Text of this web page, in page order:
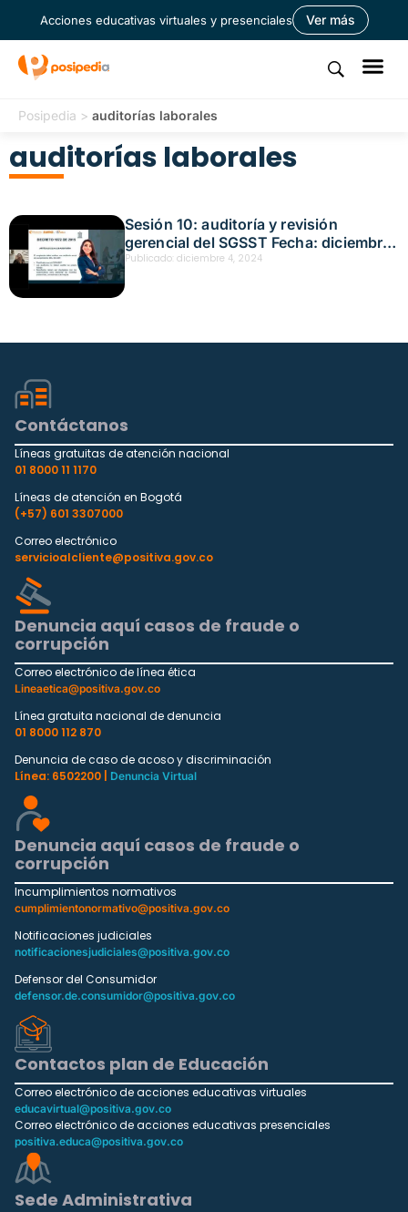
Acciones educativas virtuales y presenciales Ver más
Posipedia > auditorías laborales
auditorías laborales
Sesión 10: auditoría y revisión
gerencial del SGSST Fecha: diciembre
4, 2024
Publicado: diciembre 4, 2024
Contáctanos
Líneas gratuitas de atención nacional
01 8000 11 1170
Líneas de atención en Bogotá
(+57) 601 3307000
Correo electrónico
servicioalcliente@positiva.gov.co
Denuncia aquí casos de fraude o
corrupción
Correo electrónico de línea ética
Lineaetica@positiva.gov.co
Línea gratuita nacional de denuncia
01 8000 112 870
Denuncia de caso de acoso y discriminación
Línea: 6502200 |
Denuncia Virtual
Denuncia aquí casos de fraude o
corrupción
Incumplimientos normativos
cumplimientonormativo@positiva.gov.co
Notificaciones judiciales
notificacionesjudiciales@positiva.gov.co
Defensor del Consumidor
defensor.de.consumidor@positiva.gov.co
Contactos plan de Educación
Correo electrónico de acciones educativas virtuales
educavirtual@positiva.gov.co
Correo electrónico de acciones educativas presenciales
positiva.educa@positiva.gov.co
Sede Administrativa